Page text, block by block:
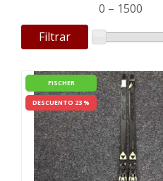
Filtrar
0 – 1500
FISCHER
DESCUENTO 23 %